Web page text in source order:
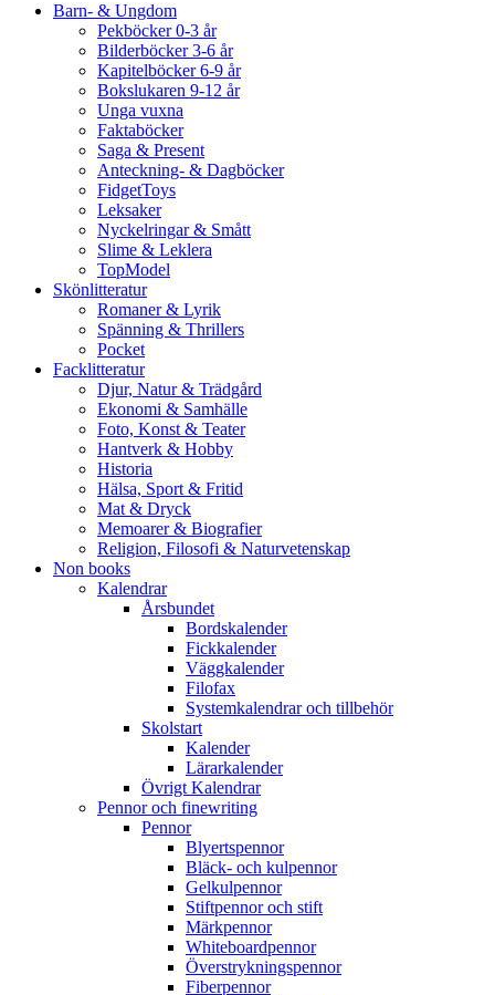
Barn- & Ungdom
Pekböcker 0-3 år
Bilderböcker 3-6 år
Kapitelböcker 6-9 år
Bokslukaren 9-12 år
Unga vuxna
Faktaböcker
Saga & Present
Anteckning- & Dagböcker
FidgetToys
Leksaker
Nyckelringar & Smått
Slime & Leklera
TopModel
Skönlitteratur
Romaner & Lyrik
Spänning & Thrillers
Pocket
Facklitteratur
Djur, Natur & Trädgård
Ekonomi & Samhälle
Foto, Konst & Teater
Hantverk & Hobby
Historia
Hälsa, Sport & Fritid
Mat & Dryck
Memoarer & Biografier
Religion, Filosofi & Naturvetenskap
Non books
Kalendrar
Årsbundet
Bordskalender
Fickkalender
Väggkalender
Filofax
Systemkalendrar och tillbehör
Skolstart
Kalender
Lärarkalender
Övrigt Kalendrar
Pennor och finewriting
Pennor
Blyertspennor
Bläck- och kulpennor
Gelkulpennor
Stiftpennor och stift
Märkpennor
Whiteboardpennor
Överstrykningspennor
Fiberpennor